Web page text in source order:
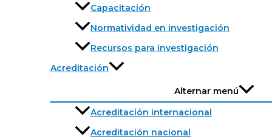
Capacitación
Normatividad en investigación
Recursos para investigación
Acreditación
Alternar menú
Acreditación internacional
Acreditación nacional